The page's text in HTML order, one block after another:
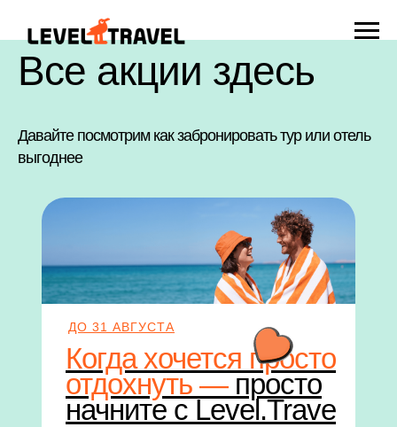
Все акции здесь
Давайте посмотрим как забронировать тур или отель
выгоднее
ДО 31 АВГУСТА
Когда хочется просто
отдохнуть —просто
начните с Level.Trave